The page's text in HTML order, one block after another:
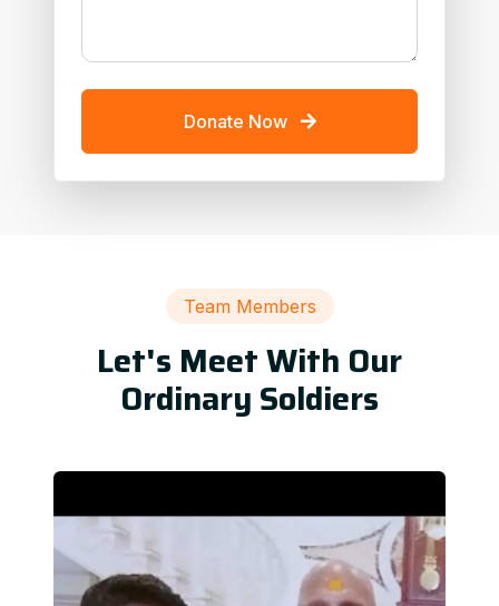
Donate Now
Team Members
Let's Meet With Our
Ordinary Soldiers